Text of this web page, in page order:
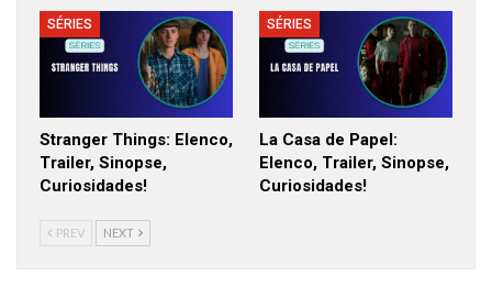
SÉRIES
Stranger Things: Elenco,
Trailer, Sinopse,
Curiosidades!
SÉRIES
La Casa de Papel:
Elenco, Trailer, Sinopse,
Curiosidades!
PREV NEXT